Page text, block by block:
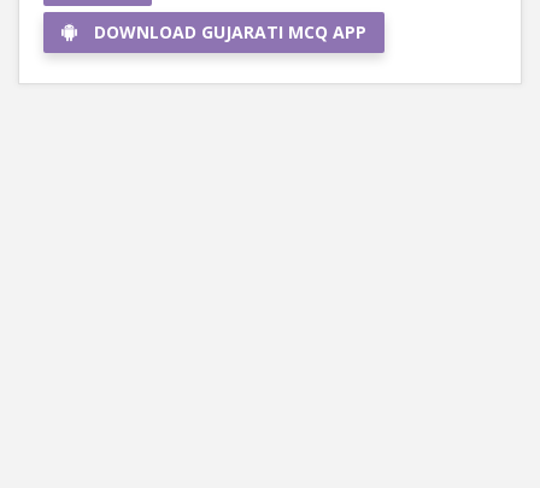
DOWNLOAD GUJARATI MCQ APP